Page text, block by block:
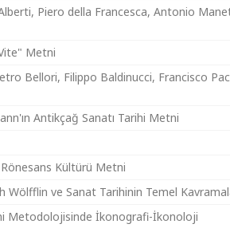
Piero della Francesca, Antonio
Metni
Bellori, Filippo Baldinucci, Francisco
Antikçağ Sanatı Tarihi Metni
Rönesans Kültürü Metni
Wölfflin ve Sanat Tarihinin Temel
Metodolojisinde İkonografi-İkonoloji